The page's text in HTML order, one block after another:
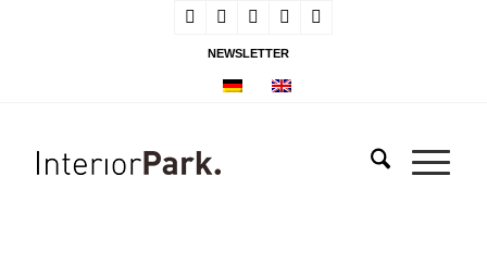
NEWSLETTER